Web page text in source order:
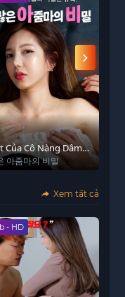
Của Cô Nàng Dâm
아줌마의 비밀
Xem tất cả
- HD